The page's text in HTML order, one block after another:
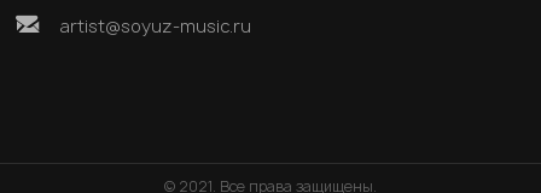
artist@soyuz-music.ru
© 2021. Все права защищены.